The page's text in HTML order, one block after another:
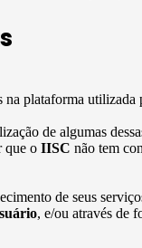
na plataforma utilizada
de algumas
que o IISC não tem
de seus
, e/ou através de